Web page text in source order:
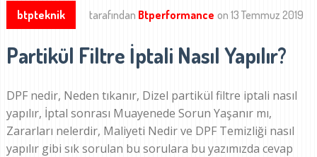
btpteknik tarafından Btperformance on 13 Temmuz 2019
Partikül Filtre İptali Nasıl Yapılır?
DPF nedir, Neden tıkanır, Dizel partikül filtre iptali nasıl
yapılır, İptal sonrası Muayenede Sorun Yaşanır mı,
Zararları nelerdir, Maliyeti Nedir ve DPF Temizliği nasıl
yapılır gibi sık sorulan bu sorulara bu yazımızda cevap